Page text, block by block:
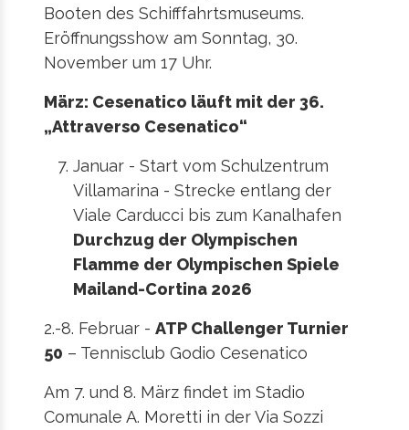
Booten des Schifffahrtsmuseums.
Eröffnungsshow am Sonntag, 30.
November um 17 Uhr.
März: Cesenatico läuft mit der 36.
„Attraverso Cesenatico“
Januar - Start vom Schulzentrum
Villamarina - Strecke entlang der
Viale Carducci bis zum Kanalhafen
Durchzug der Olympischen
Flamme der Olympischen Spiele
Mailand-Cortina 2026
2.-8. Februar - ATP Challenger Turnier
50 – Tennisclub Godio Cesenatico
Am 7. und 8. März findet im Stadio
Comunale A. Moretti in der Via Sozzi